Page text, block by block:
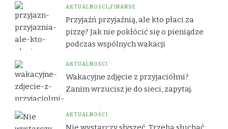
AKTUALNOŚCI FINANSE
Przyjaźń przyjaźnią, ale kto płaci za
pizzę? Jak nie pokłócić się o pieniądze
podczas wspólnych wakacji
AKTUALNOŚCI
Wakacyjne zdjęcie z przyjaciółmi?
Zanim wrzucisz je do sieci, zapytaj.
AKTUALNOŚCI